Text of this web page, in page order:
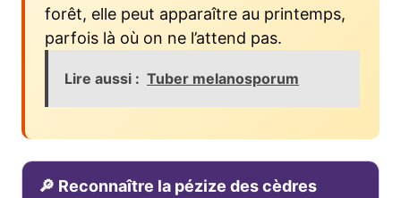
forêt, elle peut apparaître au printemps,
parfois là où on ne l’attend pas.
Lire aussi : Tuber melanosporum
🔎 Reconnaître la pézize des cèdres